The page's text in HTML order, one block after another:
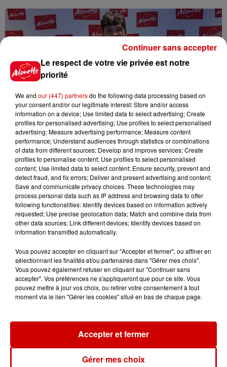
Joseph Kamel invité du Matin Alouette : le
replay
Ce vendredi 25 octobre, l'artiste Joseph Kamel était
en direct sur Alouette !
Sortie de "Monsieur Aznavour" : entretien
avec Tahar Rahim et une...
Le film événement "Monsieur Aznavour" sort dans les
salles de cinéma ce mercredi 23 octobre.
Le respect de votre vie privée est notre
priorité
We and our (447) partnersdo the following data processing based on
your consent and/or our legitimate interest: Store and/or access
information on a device; Use limited data to select advertising; Create
profiles for personalised advertising; Use profiles to select personalised
advertising; Measure advertising performance; Measure content
performance; Understand audiences through statistics or combinations
of data from different sources; Develop and improve services; Create
profiles to personalise content; Use profiles to select personalised
content; Use limited data to select content; Ensure security, prevent and
detect fraud, and fix errors; Deliver and present advertising and content;
Save and communicate privacy choices. These technologies may
process personal data such as IP address and browsing data to offer
following functionalities: Identify devices based on information actively
requested; Use precise geolocation data; Match and combine data from
other data sources; Link different devices; Identify devices based on
information transmitted automatically.
Vous pouvez accepter en cliquant sur "Accepter et fermer", ou affiner en
sélectionnant les finalités et/ou partenaires dans "Gérer mes choix".
Vous pouvez également refuser en cliquant sur "Continuer sans
accepter". Vos préférences ne s'appliqueront que pour ce site. Vous
pouvez mettre à jour vos choix, ou retirer votre consentement à tout
moment via le lien "Gérer les cookies" situé en bas de chaque page.
Gérer mes choix
Accepter et fermer
Continuer sans accepter